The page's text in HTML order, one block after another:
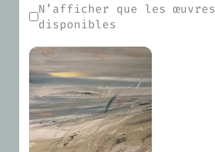
N’afficher que les œuvres
disponibles